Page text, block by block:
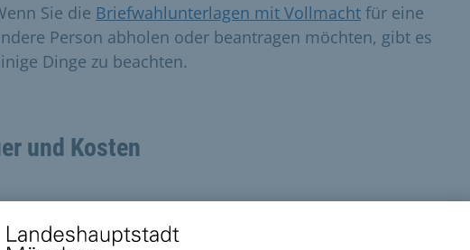
Sie die Briefwahlunterlagen mit Vollmacht für eine
Person abholen oder beantragen möchten, gibt es
Dinge zu beachten.
und Kosten